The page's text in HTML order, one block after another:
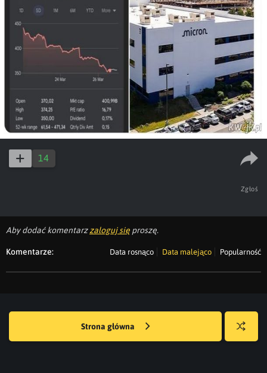
14
Zgłoś
Aby dodać komentarzzaloguj się proszę.
Komentarze: Data rosnąco Data malejąco Popularność
Strona główna